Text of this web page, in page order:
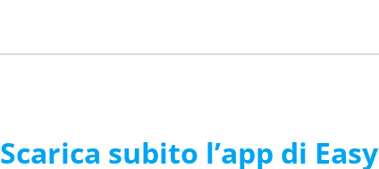
Scarica subito l’app di Easy